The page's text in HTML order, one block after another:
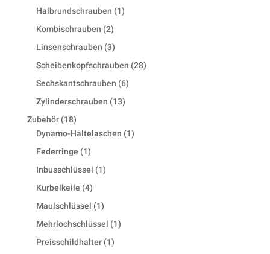
Halbrundschrauben 11
Kombischrauben 22
products
Linsenschrauben 33
products
Scheibenkopfschrauben 2828
Sechskantschrauben 66
Zylinderschrauben 1313
Zubehör 1818
products
Dynamo-Haltelaschen 11
Federringe 11
product
Inbusschlüssel 11
Kurbelkeile 44
products
Maulschlüssel 11
product
Mehrlochschlüssel 11
Preisschildhalter 11